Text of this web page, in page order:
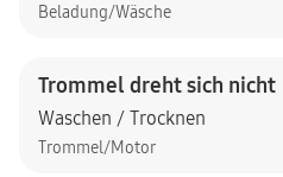
Beladung/Wäsche
Trommel dreht sich nicht
Waschen / Trocknen
Trommel/Motor